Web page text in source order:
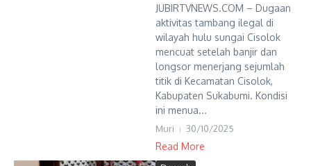
JUBIRTVNEWS.COM – Dugaan
aktivitas tambang ilegal di
wilayah hulu sungai Cisolok
mencuat setelah banjir dan
longsor menerjang sejumlah
titik di Kecamatan Cisolok,
Kabupaten Sukabumi. Kondisi
ini menua...
Muri 30/10/2025
Read More